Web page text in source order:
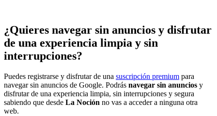
¿Quieres navegar sin anuncios y disfrutar
de una experiencia limpia y sin
interrupciones?
Puedes registrarse y disfrutar de una suscripción premium para
navegar sin anuncios de Google. Podrás navegar sin anuncios y
disfrutar de una experiencia limpia, sin interrupciones y segura
sabiendo que desde La Noción no vas a acceder a ninguna otra
web.